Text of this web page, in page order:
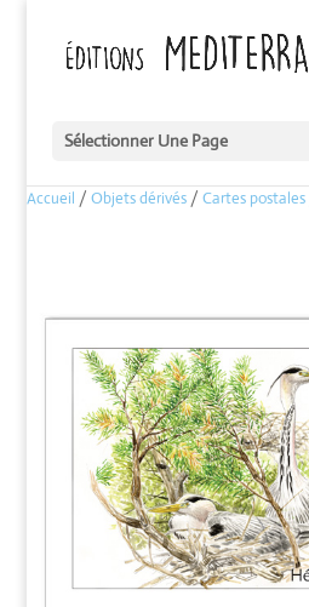
Sélectionner Une Page
Accueil /Objets dérivés /Cartes postales